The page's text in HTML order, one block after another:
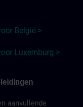
België >
Luxemburg >
aanvullende